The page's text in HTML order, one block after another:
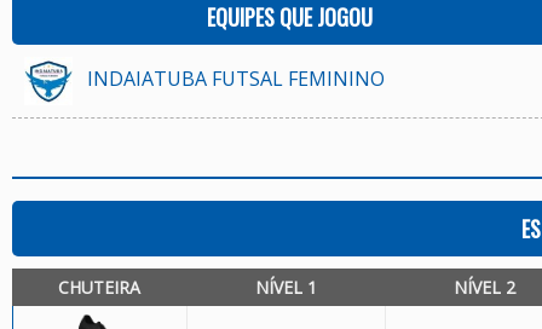
EQUIPES QUE JOGOU
INDAIATUBA FUTSAL FEMININO
CHUTEIRA NÍVEL 1 NÍVEL 2